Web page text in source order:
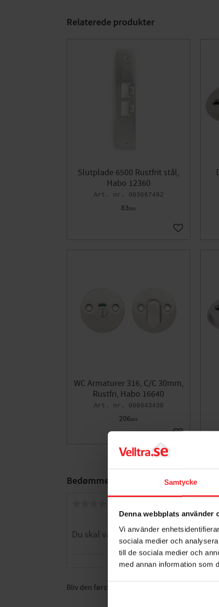
Samtycke
Denna webbplats använder
Vi använder
sociala medier och
till de sociala medier och
med annan information som
Bedømmelser
Bliv den første, der giver en bedømmelse.
Relaterede produkter
Slutplade 6500 Rustfrit stål,
Habo 12360
003667492
83DKK
Gem som
WC Armaturer 316, C/C 30mm,
Rustfri, Habo 16640
006043430
206DKK